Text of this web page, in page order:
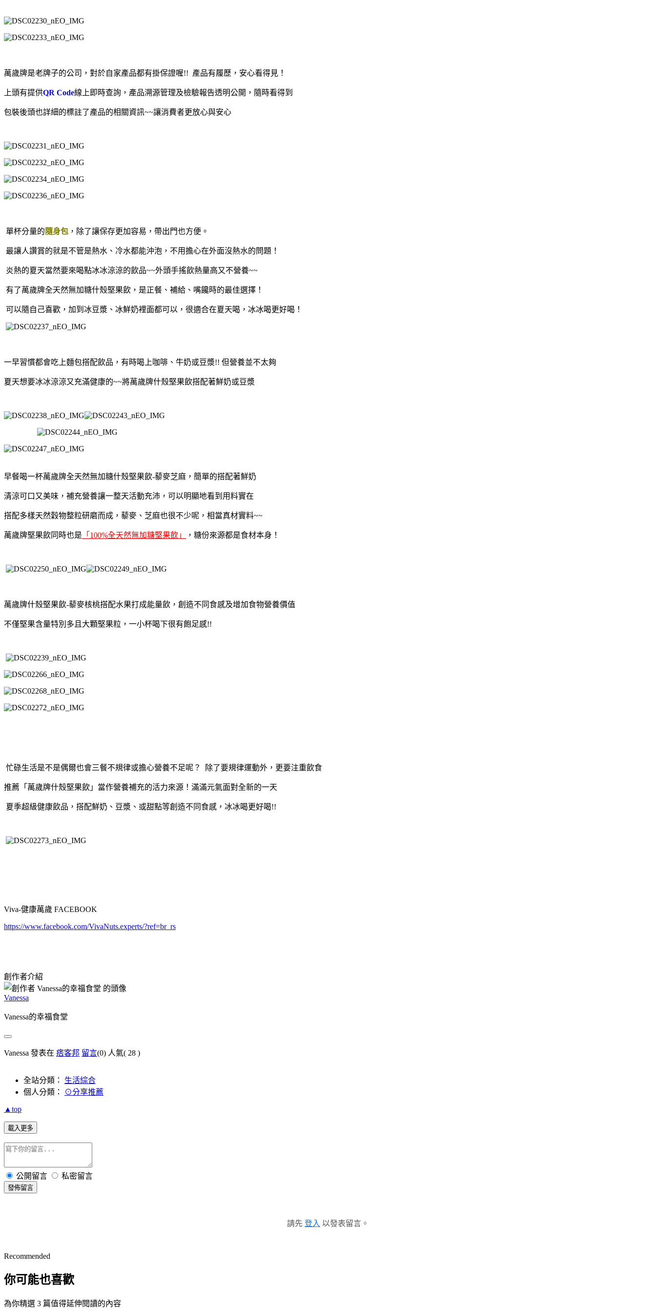
萬歲牌是老牌子的公司，對於自家產品都有掛保證喔!! 產品有履歷，安心看得見！
上頭有提供QR Code線上即時查詢，產品溯源管理及檢驗報告透明公開，隨時看得到
包裝後頭也詳細的標註了產品的相關資訊~~讓消費者更放心與安心
單杯分量的隨身包 ，除了讓保存更加容易，帶出門也方便。
最讓人讚賞的就是不管是熱水、冷水都能沖泡，不用擔心在外面沒熱水的問題！
炎熱的夏天當然要來喝點冰冰涼涼的飲品~~外頭手搖飲熱量高又不營養~~
有了萬歲牌全天然無加糖什殼堅果飲，是正餐、補給、嘴饞時的最佳選擇！
可以隨自己喜歡，加到冰豆漿、冰鮮奶裡面都可以，很適合在夏天喝，冰冰喝更好喝！
一早習慣都會吃上麵包搭配飲品，有時喝上咖啡、牛奶或豆漿!! 但營養並不太夠
夏天想要冰冰涼涼又充滿健康的~~將萬歲牌什殼堅果飲搭配著鮮奶或豆漿
早餐喝一杯萬歲牌全天然無加糖什殼堅果飲-藜麥芝麻，簡單的搭配著鮮奶
清涼可口又美味，補充營養讓一整天活動充沛，可以明顯地看到用料實在
搭配多樣天然穀物整粒研磨而成，藜麥、芝麻也很不少呢，相當真材實料~~
萬歲牌堅果飲同時也是 「100%全天然無加糖堅果飲」 ，糖份來源都是食材本身！
萬歲牌什殼堅果飲-藜麥核桃搭配水果打成能量飲，創造不同食感及增加食物營養價值
不僅堅果含量特別多且大顆堅果粒，一小杯喝下很有飽足感!!
忙碌生活是不是偶爾也會三餐不規律或擔心營養不足呢？ 除了要規律運動外，更要注重飲食
推薦「萬歲牌什殼堅果飲」當作營養補充的活力來源！滿滿元氣面對全新的一天
夏季超級健康飲品，搭配鮮奶、豆漿、或甜點等創造不同食感，冰冰喝更好喝!!
Viva-健康萬歲 FACEBOOK
https://www.facebook.com/VivaNuts.experts/?ref=br_rs
創作者介紹
Vanessa
Vanessa的幸福食堂
Vanessa 發表在 痞客邦 留言(0) 人氣( 28 )
全站分類： 生活綜合
個人分類：
⊙分享推薦
▲top
載入更多
公開留言 私密留言
發佈留言
請先 登入 以發表留言。
Recommended
你可能也喜歡
為你精選 3 篇值得延伸閱讀的內容